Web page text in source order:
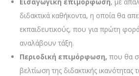
Εισαγωγική επιμόρφωση, με
διδακτικά καθήκοντα, η οποία θα
εκπαιδευτικούς, που για πρώτη
αναλάβουν τάξη.
Περιοδική επιμόρφωση, που θα
βελτίωση της διδακτικής ικανότητας